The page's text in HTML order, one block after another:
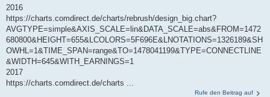
2016
https://charts.comdirect.de/charts/rebrush/design_big.chart?
AVGTYPE=simple&AXIS_SCALE=lin&DATA_SCALE=abs&FROM=1472
680800&HEIGHT=655&LCOLORS=5F696E&LNOTATIONS=1326189&SH
OWHL=1&TIME_SPAN=range&TO=1478041199&TYPE=CONNECTLINE
&WIDTH=645&WITH_EARNINGS=1
2017
https://charts.comdirect.de/charts ...
Rufe den Beitrag auf